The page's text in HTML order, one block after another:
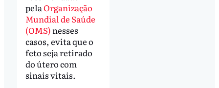
pelaOrganização
Mundial de Saúde
(OMS) nesses
casos, evita que o
feto seja retirado
do útero com
sinais vitais.